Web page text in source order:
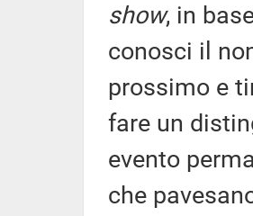
show, in
conosci il
prossimo e
fare un
evento
che